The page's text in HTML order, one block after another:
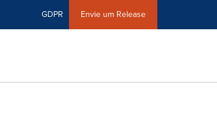
GDPR Envie um Release